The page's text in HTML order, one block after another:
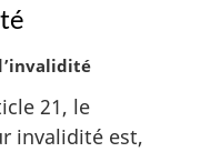
21, le
invalidité est,